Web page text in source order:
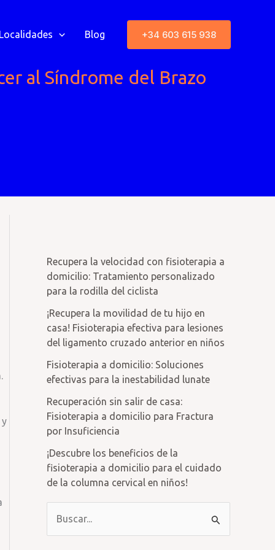
Blog +34 603 615 938
al Síndrome del Brazo
y
Recupera la velocidad con fisioterapia a
domicilio: Tratamiento personalizado
para la rodilla del ciclista
¡Recupera la movilidad de tu hijo en
casa! Fisioterapia efectiva para lesiones
del ligamento cruzado anterior en niños
Fisioterapia a domicilio: Soluciones
efectivas para la inestabilidad lunate
Recuperación sin salir de casa:
Fisioterapia a domicilio para Fractura
por Insuficiencia
¡Descubre los beneficios de la
fisioterapia a domicilio para el cuidado
de la columna cervical en niños!